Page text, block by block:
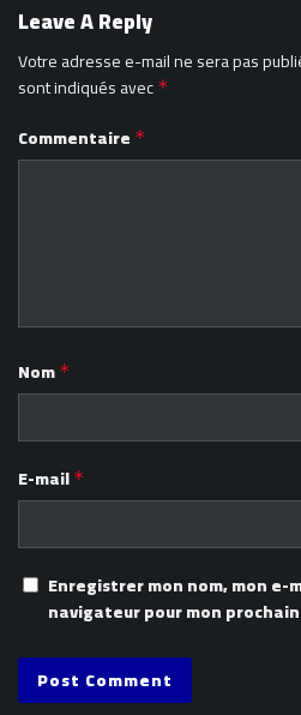
Leave A Reply
Votre adresse e-mail ne sera pas
sont indiqués avec *
Commentaire *
Nom *
E-mail *
Enregistrer mon nom, mon e-
navigateur pour mon